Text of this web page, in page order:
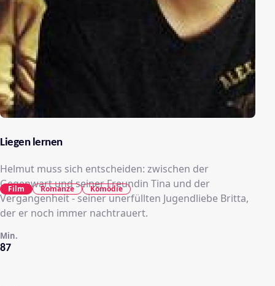
Liegen lernen
Helmut muss sich entscheiden: zwischen der
Gegenwart und seiner Freundin Tina und der
Vergangenheit - seiner unerfüllten Jugendliebe Britta,
der er noch immer nachtrauert.
87
Min.
Film Romanze Komödie